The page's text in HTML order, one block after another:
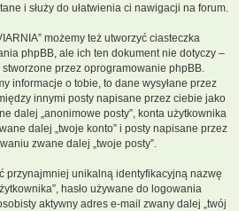
i służy do ułatwienia ci nawigacji na forum.
możemy też utworzyć ciasteczka
phpBB, ale ich ten dokument nie dotyczy –
przez oprogramowanie phpBB.
informacje o tobie, to dane wysyłane przez
innymi posty napisane przez ciebie jako
dalej „anonimowe posty”, konta użytkownika
dalej „twoje konto” i posty napisane przez
zwane dalej „twoje posty”.
przynajmniej unikalną identyfikacyjną nazwę
hasło używane do logowania
aktywny adres e-mail zwany dalej „twój